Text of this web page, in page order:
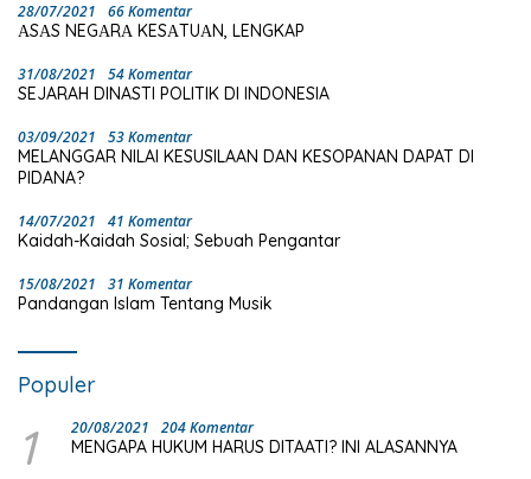
28/07/2021 66 Komentar
ΑSΑS NEGΑRΑ KESΑTUΑN, LENGKAP
31/08/2021 54 Komentar
SEJARAH DINASTI POLITIK DI INDONESIA
03/09/2021 53 Komentar
MELANGGAR NILAI KESUSILAAN DAN KESOPANAN DAPAT DI
PIDANA?
14/07/2021 41 Komentar
Kaidah-Kaidah Sosial; Sebuah Pengantar
15/08/2021 31 Komentar
Pandangan Islam Tentang Musik
Populer
1 20/08/2021 204 Komentar
MENGAPA HUKUM HARUS DITAATI? INI ALASANNYA